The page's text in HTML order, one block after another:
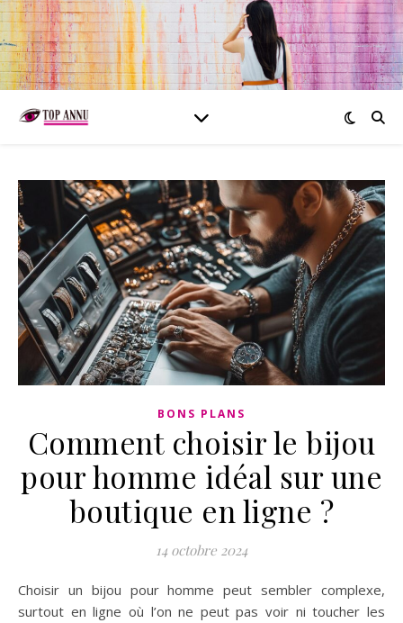
BONS PLANS
Comment choisir le bijou
pour homme idéal sur une
boutique en ligne ?
14 octobre 2024
Choisir un bijou pour homme peut sembler complexe,
surtout en ligne où l’on ne peut pas voir ni toucher les